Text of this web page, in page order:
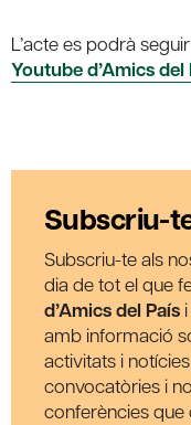
L’acte es podrà
Youtube d’Amics del
Subscriu-
Subscriu-te als
dia de tot el que
d’Amics del País
amb informació
activitats i
convocatòries i
conferències que